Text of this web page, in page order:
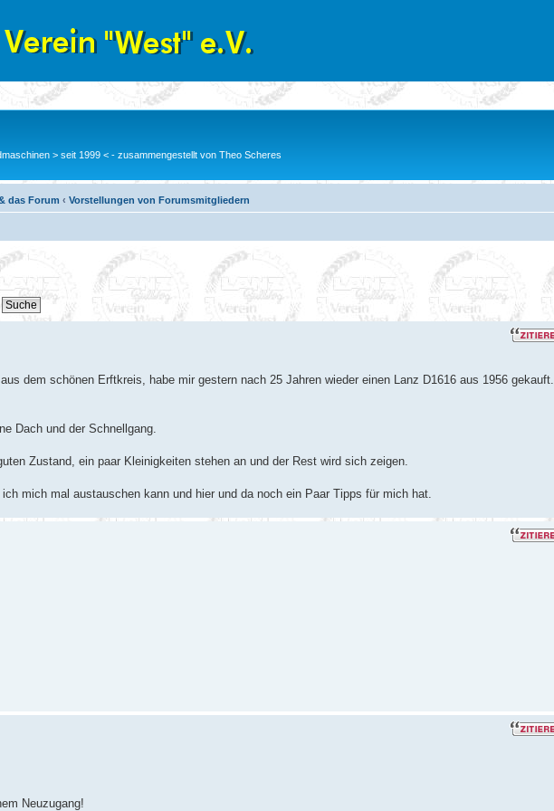
> seit 1999 < - zusammengestellt von Theo Scheres
das Forum ‹ Vorstellungen von Forumsmitgliedern
dem schönen Erftkreis, habe mir gestern nach 25 Jahren wieder einen Lanz D1616 aus 1956 gekauft.
Dach und der Schnellgang.
Zustand, ein paar Kleinigkeiten stehen an und der Rest wird sich zeigen.
mich mal austauschen kann und hier und da noch ein Paar Tipps für mich hat.
Neuzugang!